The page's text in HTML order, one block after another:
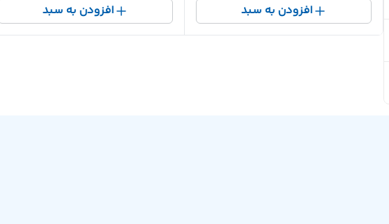
افزودن به سبد افزودن به سبد